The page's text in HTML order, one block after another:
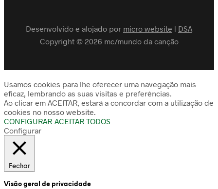
Desenvolvido e alojado por micro website | DSA
Copyright © 2026 mc/mundo da canção
Usamos cookies para lhe oferecer uma navegação mais
eficaz, lembrando as suas visitas e preferências.
Ao clicar em ACEITAR, estará a concordar com a utilização de
cookies no nosso website.
CONFIGURAR ACEITAR TODOS
Configurar
Fechar
Visão geral de privacidade